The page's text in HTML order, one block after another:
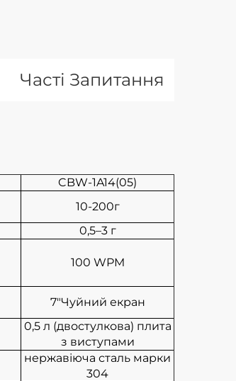
Часті Запитання
CBW-1A14(05)
10-200г
0,5–3 г
100 WPM
7"Чуйний екран
0,5 л (двостулкова) плита
з виступами
нержавіюча сталь марки
304